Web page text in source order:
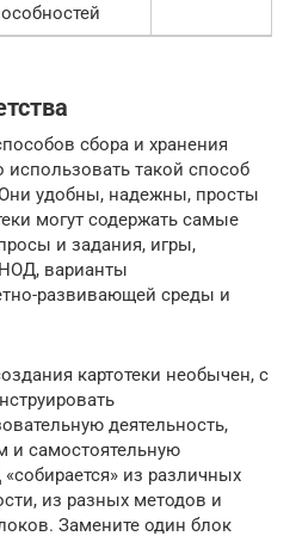
сбора и хранения
такой способ
Они удобны, надежны, просты
могут содержать самые
и задания, игры,
варианты
развивающей среды и
картотеки необычен, с
деятельность,
и самостоятельную
из различных
из разных методов и
Замените один блок